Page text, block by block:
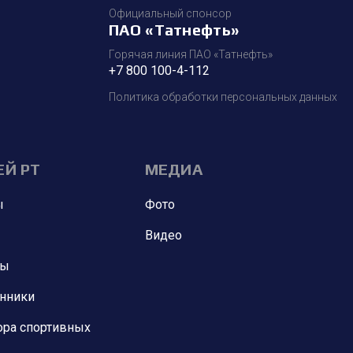
Официальный спонсор
ПАО «Татнефть»
Горячая линия ПАО «Татнефть»
+7 800 100-4-112
Политика обработки персональных данных
РТ
спортивных
МЕДИА
Фото
Видео